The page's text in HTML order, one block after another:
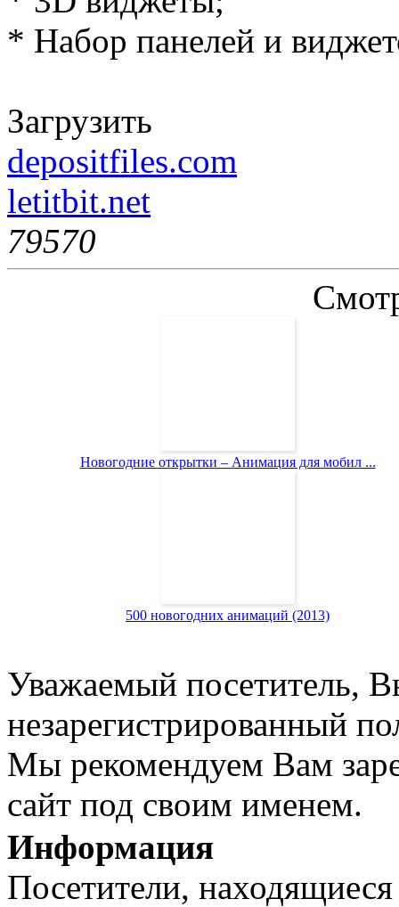
* Набор панелей и
Загрузить
depositfiles.com
letitbit.net
79570
Новогодние открытки – Анимация для мобил ...
500 новогодних анимаций (2013)
Уважаемый посетитель,
незарегистрированный
Мы рекомендуем Вам
сайт под своим именем.
Информация
Посетители,